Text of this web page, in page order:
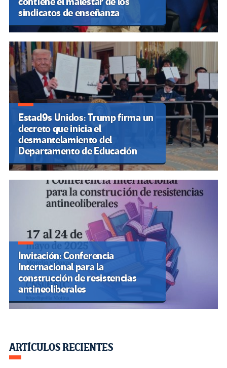
sindicatos de enseñanza
Estad9s Unidos: Trump firma un
decreto que inicia el
desmantelamiento del
Departamento de Educación
Invitación: Conferencia
Internacional para la
construcción de resistencias
antineoliberales
ARTÍCULOS RECIENTES